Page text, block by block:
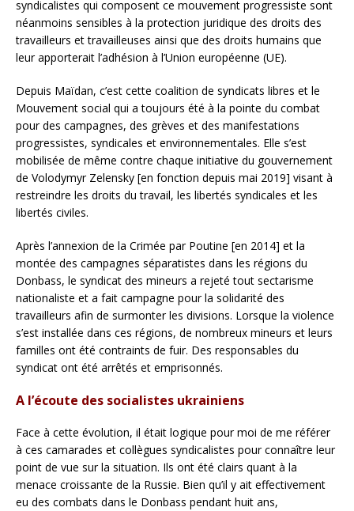
syndicalistes qui composent ce mouvement progressiste sont
néanmoins sensibles à la protection juridique des droits des
travailleurs et travailleuses ainsi que des droits humains que
leur apporterait l’adhésion à l’Union européenne (UE).
Depuis Maïdan, c’est cette coalition de syndicats libres et le
Mouvement social qui a toujours été à la pointe du combat
pour des campagnes, des grèves et des manifestations
progressistes, syndicales et environnementales. Elle s’est
mobilisée de même contre chaque initiative du gouvernement
de Volodymyr Zelensky [en fonction depuis mai 2019] visant à
restreindre les droits du travail, les libertés syndicales et les
libertés civiles.
Après l’annexion de la Crimée par Poutine [en 2014] et la
montée des campagnes séparatistes dans les régions du
Donbass, le syndicat des mineurs a rejeté tout sectarisme
nationaliste et a fait campagne pour la solidarité des
travailleurs afin de surmonter les divisions. Lorsque la violence
s’est installée dans ces régions, de nombreux mineurs et leurs
familles ont été contraints de fuir. Des responsables du
syndicat ont été arrêtés et emprisonnés.
A l’écoute des socialistes ukrainiens
Face à cette évolution, il était logique pour moi de me référer
à ces camarades et collègues syndicalistes pour connaître leur
point de vue sur la situation. Ils ont été clairs quant à la
menace croissante de la Russie. Bien qu’il y ait effectivement
eu des combats dans le Donbass pendant huit ans,